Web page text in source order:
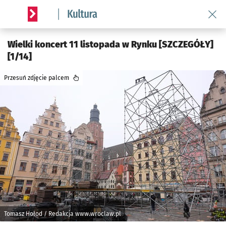
Serwis informacyjny wroclaw.pl podserwis: Kultura
Wielki koncert 11 listopada w Rynku [SZCZEGÓŁY]
[1/14]
Tomasz Hołod / Redakcja www.wroclaw.pl
Przesuń zdjęcie palcem